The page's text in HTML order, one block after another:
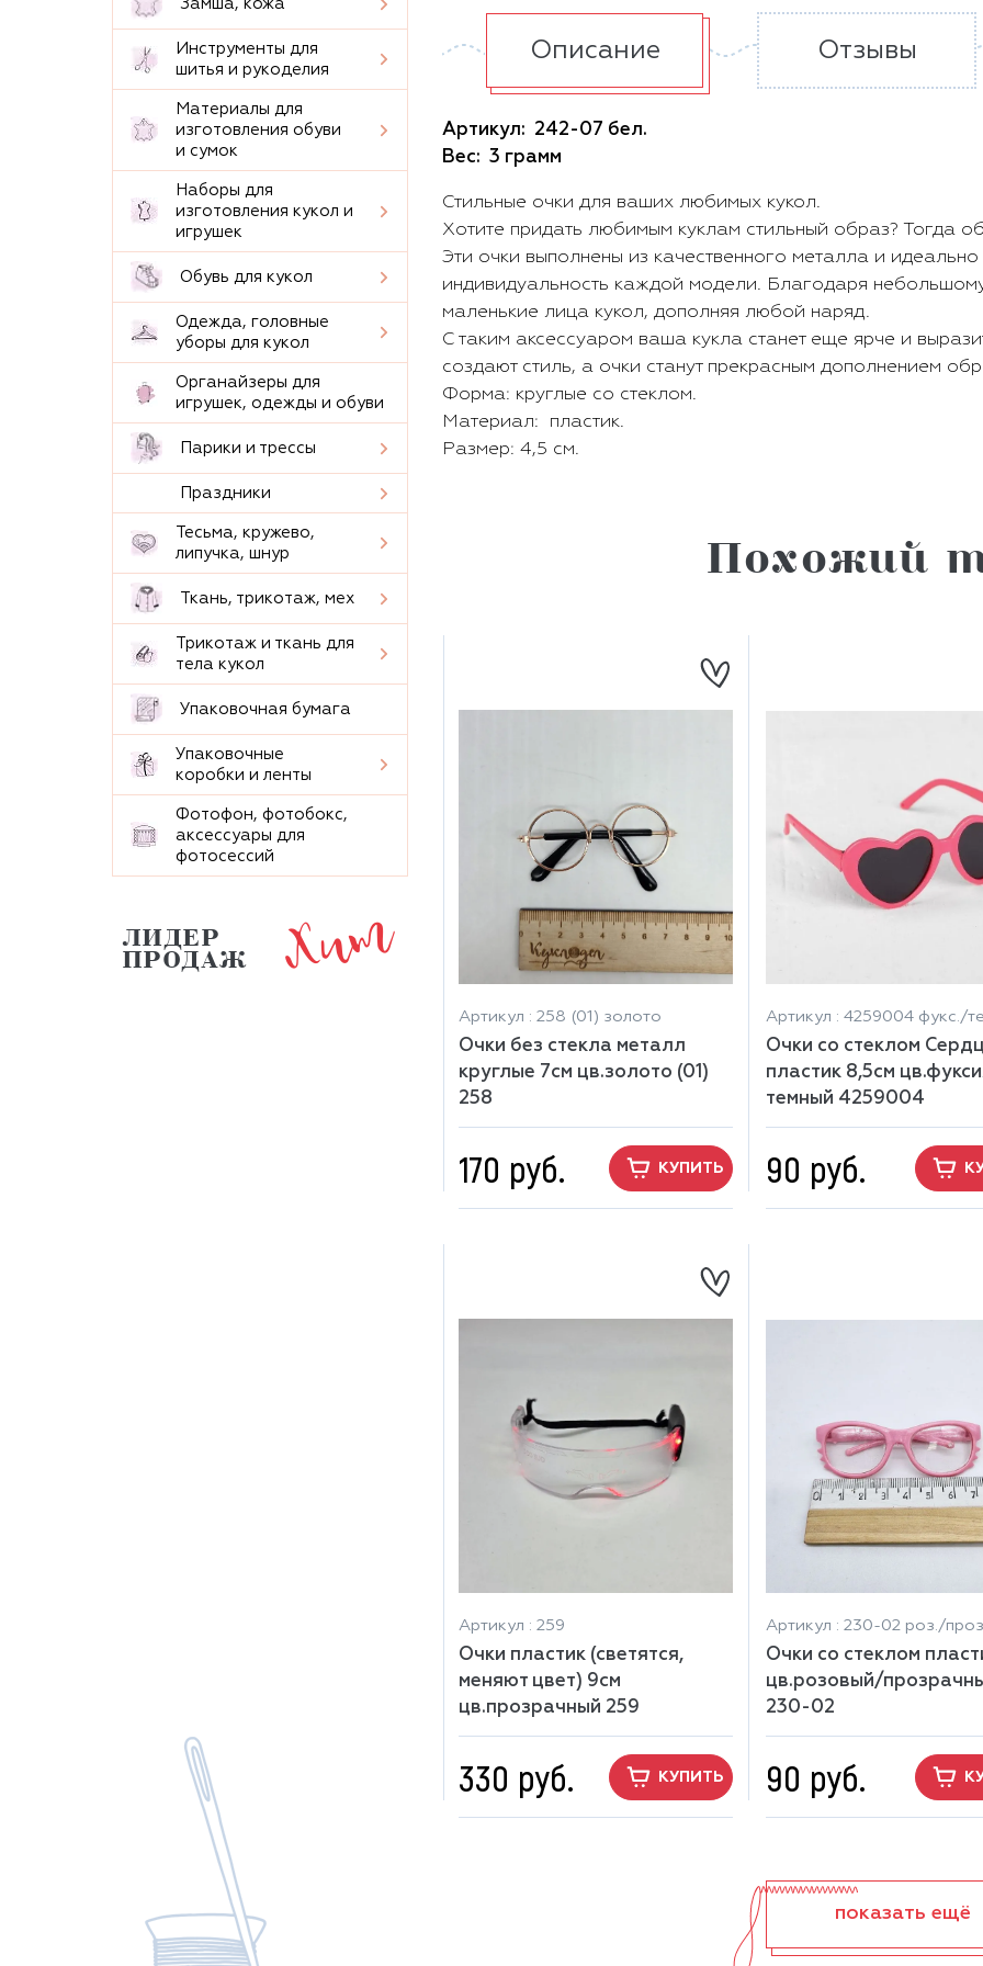
Описание Отзывы
Артикул: 242-07 бел.
Вес: 3 грамм
Стильные очки для ваших любимых кукол.
Хотите придать любимым куклам стильный образ? Тогда
Эти очки выполнены из качественного металла и
индивидуальность каждой модели. Благодаря
маленькие лица кукол, дополняя любой наряд.
С таким аксессуаром ваша кукла станет еще ярче и
создают стиль, а очки станут прекрасным дополнением
Форма: круглые со стеклом.
Материал: пластик.
Размер: 4,5 см.
Похожий
Артикул : 258 (01) золото
Очки без стекла металл
круглые 7см цв.золото (01)
258
170 руб. КУПИТЬ
Артикул : 4259004 фукс./
Очки со стеклом
пластик 8,5см
темный 4259004
90 руб.
Артикул : 259
Очки пластик (светятся,
меняют цвет) 9см
цв.прозрачный 259
330 руб. КУПИТЬ
Артикул : 230-02 роз./
Очки со стеклом
цв.розовый/
230-02
90 руб.
показать ещё
Замша, кожа
Инструменты для
шитья и рукоделия
Материалы для
изготовления обуви
и сумок
Наборы для
изготовления кукол и
игрушек
Обувь для кукол
Одежда, головные
уборы для кукол
Органайзеры для
игрушек, одежды и обуви
Парики и трессы
Праздники
Тесьма, кружево,
липучка, шнур
Ткань, трикотаж, мех
Трикотаж и ткань для
тела кукол
Упаковочная бумага
Упаковочные
коробки и ленты
Фотофон, фотобокс,
аксессуары для
фотосессий
ЛИДЕР
ПРОДАЖ
Хит